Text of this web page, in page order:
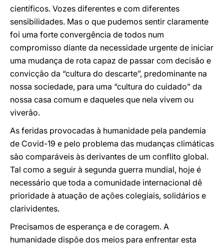
científicos. Vozes diferentes e com diferentes
sensibilidades. Mas o que pudemos sentir claramente
foi uma forte convergência de todos num
compromisso diante da necessidade urgente de iniciar
uma mudança de rota capaz de passar com decisão e
convicção da “cultura do descarte”, predominante na
nossa sociedade, para uma “cultura do cuidado” da
nossa casa comum e daqueles que nela vivem ou
viverão.
As feridas provocadas à humanidade pela pandemia
de Covid-19 e pelo problema das mudanças climáticas
são comparáveis às derivantes de um conflito global.
Tal como a seguir à segunda guerra mundial, hoje é
necessário que toda a comunidade internacional dê
prioridade à atuação de ações colegiais, solidários e
clarividentes.
Precisamos de esperança e de coragem. A
humanidade dispõe dos meios para enfrentar esta